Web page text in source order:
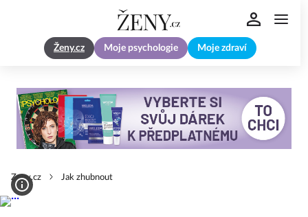
Ženy.cz Moje psychologie Moje zdraví
Zeny.cz Jak zhubnout